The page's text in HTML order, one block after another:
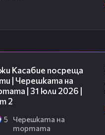
Касабие посреща
| Черешката на
| 31 юли 2026 |
2
5
Черешката на
тортата